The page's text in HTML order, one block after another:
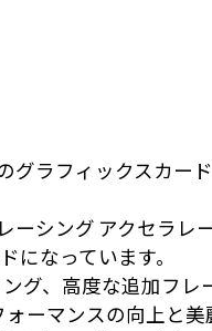
ラフィックスカード
シング アクセラレ
になっています。
、高度な追加フレ
ーマンスの向上と